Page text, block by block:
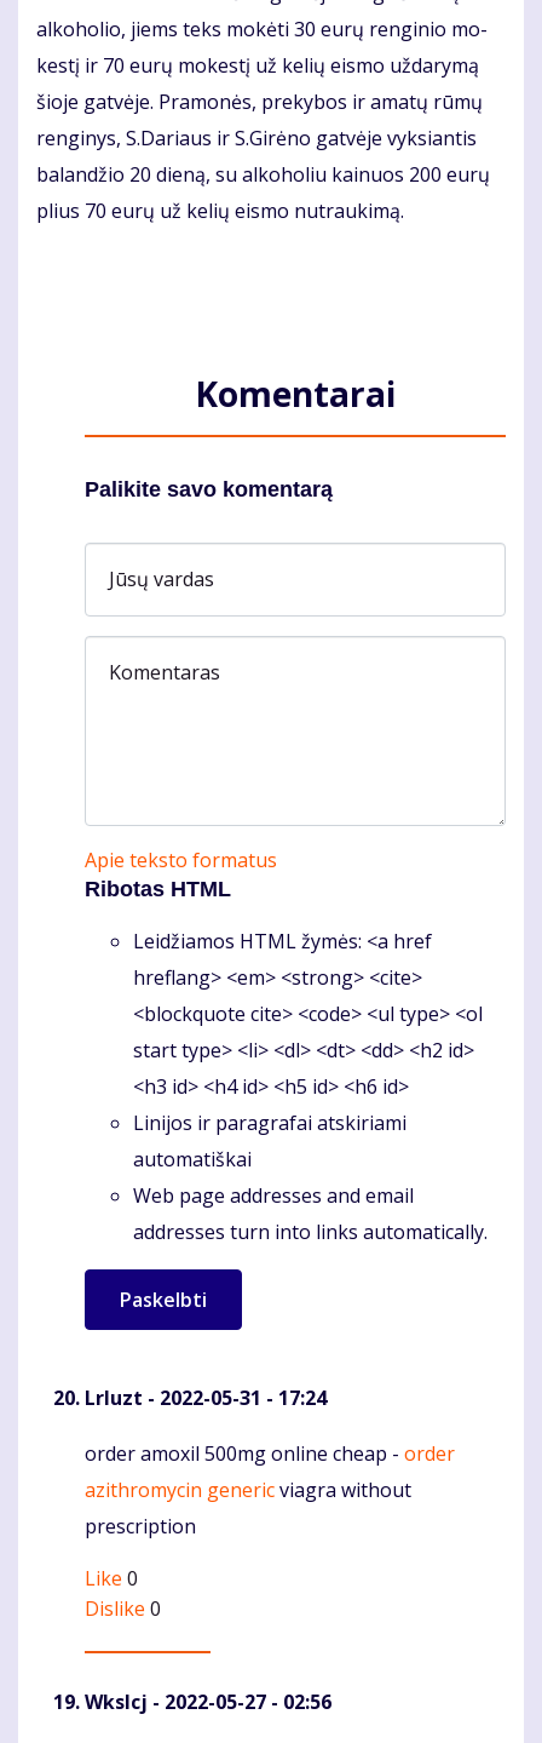
al­ko­ho­lio, jiems teks mo­kė­ti 30 eu­rų ren­gi­nio mo­
kes­tį ir 70 eu­rų mo­kes­tį už ke­lių eis­mo už­da­ry­mą
šio­je gat­vė­je. Pra­mo­nės, pre­ky­bos ir ama­tų rū­mų
ren­gi­nys, S.Da­riaus ir S.Gi­rė­no gat­vė­je vyk­sian­tis
ba­lan­džio 20 die­ną, su al­ko­ho­liu kai­nuos 200 eu­rų
plius 70 eu­rų už ke­lių eis­mo nu­trau­ki­mą.
Komentarai
Palikite savo komentarą
Jūsų vardas
Komentaras
Apie teksto formatus
Ribotas HTML
Leidžiamos HTML žymės: <a href
hreflang> <em> <strong> <cite>
<blockquote cite> <code> <ul type> <ol
start type> <li> <dl> <dt> <dd> <h2 id>
<h3 id> <h4 id> <h5 id> <h6 id>
Linijos ir paragrafai atskiriami
automatiškai
Web page addresses and email
addresses turn into links automatically.
Lrluzt - 2022-05-31 - 17:24
Komentaras
order amoxil 500mg online cheap - order
azithromycin genericviagra without
prescription
Like 0
Dislike 0
Wkslcj - 2022-05-27 - 02:56